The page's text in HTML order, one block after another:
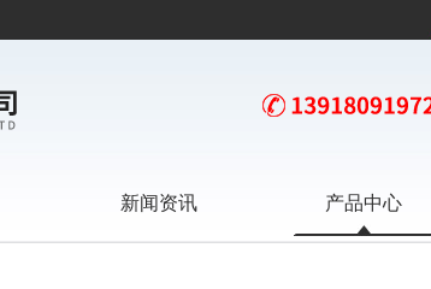
新闻资讯 产品中心